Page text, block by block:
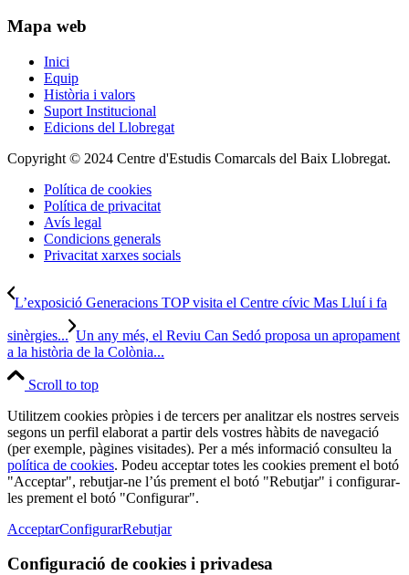
Mapa web
Inici
Equip
Història i valors
Suport Institucional
Edicions del Llobregat
Copyright © 2024 Centre d'Estudis Comarcals del Baix Llobregat.
Política de cookies
Política de privacitat
Avís legal
Condicions generals
Privacitat xarxes socials
L’exposició Generacions TOP visita el Centre cívic Mas Lluí i fa
sinèrgies... Un any més, el Reviu Can Sedó proposa un apropament
a la història de la Colònia...
Scroll to top
Utilitzem cookies pròpies i de tercers per analitzar els nostres serveis
segons un perfil elaborat a partir dels vostres hàbits de navegació
(per exemple, pàgines visitades). Per a més informació consulteu la
política de cookies. Podeu acceptar totes les cookies prement el botó
"Acceptar", rebutjar-ne l’ús prement el botó "Rebutjar" i configurar-
les prement el botó "Configurar".
AcceptarConfigurarRebutjar
Configuració de cookies i privadesa